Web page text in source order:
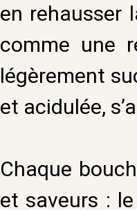
en rehausser
comme une
légèrement
et acidulée,
Chaque
et saveurs :